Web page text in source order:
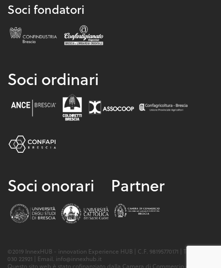
Soci fondatori
Soci ordinari
Soci onorari Partner
©2019 InnexHUB - innovation Experience HUB | C.F. 98195770171 | Tel. (+39)
030 22921 | Email. info@innexhub.it
Questo sito web è stato cofinanziato dalla Camera di Commercio di Brescia.